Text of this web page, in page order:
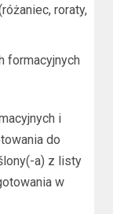
roraty,
formacyjnych
i
do
a) z listy
w